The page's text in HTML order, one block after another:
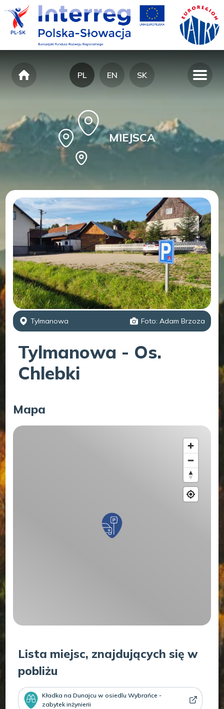
PL EN SK
MIEJSCA
Tylmanowa Foto: Adam Brzoza
Tylmanowa - Os.
Chlebki
Mapa
Lista miejsc, znajdujących się w
pobliżu
Kładka na Dunajcu w osiedlu Wybrańce -
zabytek inżynierii